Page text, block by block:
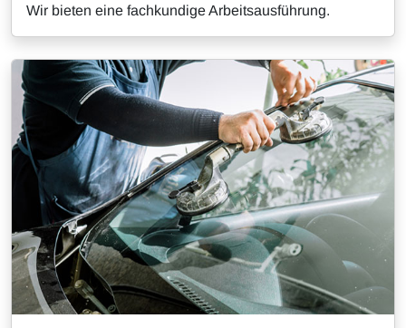
Wir bieten eine fachkundige Arbeitsausführung.